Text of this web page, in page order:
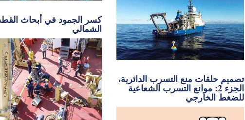
كسر الجمود في أبحاث
الشمالي
تصميم حلقات منع التسرب الدائرية،
الجزء 2: موانع التسرب الشعاعية
للضغط الخارجي